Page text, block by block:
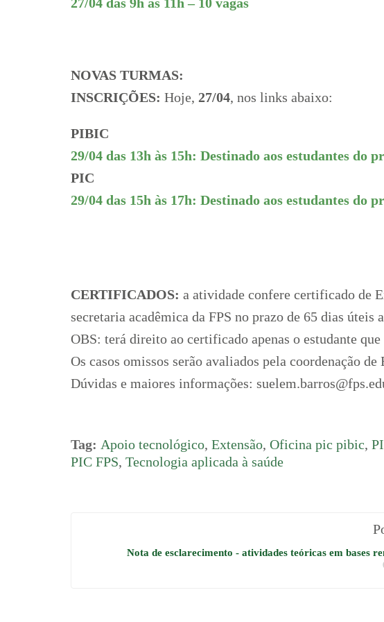
NOVAS TURMAS:
INSCRIÇÕES: Hoje, 27/04, nos links abaixo:
PIBIC
29/04 das 13h às 15h: Destinado aos estudantes do
PIC
29/04 das 15h às 17h: Destinado aos estudantes do
CERTIFICADOS: a atividade confere certificado de
secretaria acadêmica da FPS no prazo de 65 dias úteis
OBS: terá direito ao certificado apenas o estudante
Os casos omissos serão avaliados pela coordenação
Dúvidas e maiores informações:
Tag: Apoio tecnológico, Extensão, Oficina pic pibic,
PIC FPS, Tecnologia aplicada à saúde
Nota de esclarecimento - atividades teóricas em bases